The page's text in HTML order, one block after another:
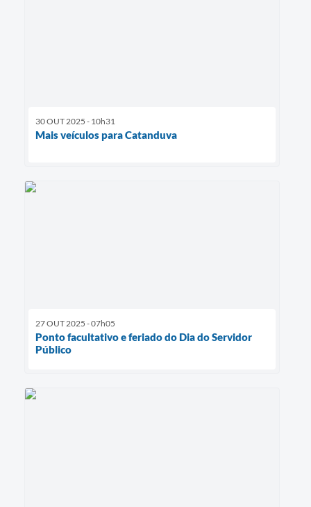
30 OUT 2025 - 10h31
Mais veículos para Catanduva
27 OUT 2025 - 07h05
Ponto facultativo e feriado do Dia do Servidor
Público